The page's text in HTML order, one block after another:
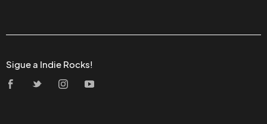
Sigue a Indie Rocks!